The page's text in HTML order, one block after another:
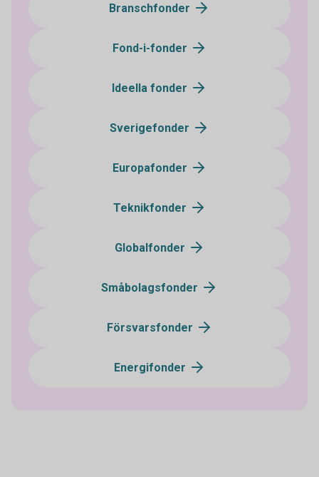
Branschfonder
Fond-i-fonder
Ideella fonder
Sverigefonder
Europafonder
Teknikfonder
Globalfonder
Småbolagsfonder
Försvarsfonder
Energifonder